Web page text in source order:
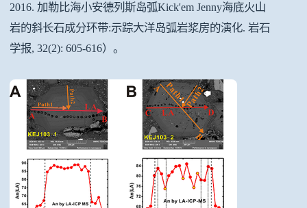
2016. 加勒比海小安德列斯岛弧Kick'em Jenny海底火山
岩的斜长石成分环带:示踪大洋岛弧岩浆房的演化. 岩石
学报, 32(2): 605-616）。